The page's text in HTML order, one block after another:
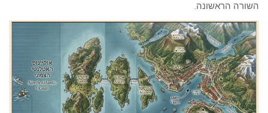
השורה הראשונה.